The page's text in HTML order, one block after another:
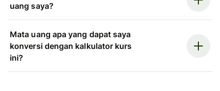
uang saya?
Mata uang apa yang dapat saya
konversi dengan kalkulator kurs
ini?